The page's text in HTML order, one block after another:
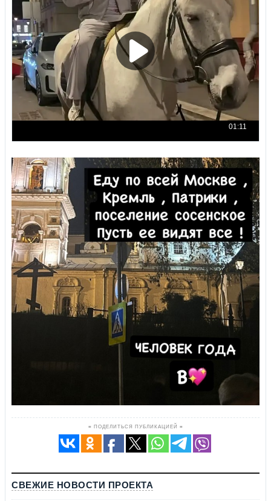
≡ ПОДЕЛИТЬСЯ ПУБЛИКАЦИЕЙ ≡
СВЕЖИЕ НОВОСТИ ПРОЕКТА